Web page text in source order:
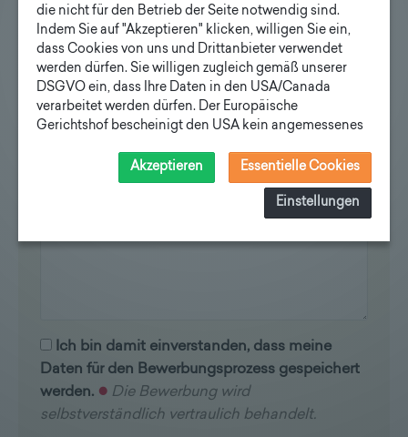
OPTIONAL: Möglichkeit zum
Dokumentenupload
Dokumenten-Uploadoptional
Raum für weitere Bemerkungenoptional
Ich bin damit einverstanden, dass meine
Daten für den Bewerbungsprozess gespeichert
werden.
Die Bewerbung wird
selbstverständlich vertraulich behandelt.
die nicht für den Betrieb der Seite notwendig sind.
Indem Sie auf "Akzeptieren" klicken, willigen Sie ein,
dass Cookies von uns und Drittanbieter verwendet
werden dürfen. Sie willigen zugleich gemäß unserer
DSGVO ein, dass Ihre Daten in den USA/Canada
verarbeitet werden dürfen. Der Europäische
Gerichtshof bescheinigt den USA kein angemessenes
Risiko, dass ihre Daten durch US-Behörden, zu
Kontroll- und zu Überwachungszwecken, verarbeitet
werden und dagegen keine wirksamen Rechtsbehelfe
erhoben werden können. Zudem finden Sie am
Bildschirmrand ein Cookie-Icon wo Sie jederzeit Ihre
Akzeptieren Essentielle Cookies
Einstellungen